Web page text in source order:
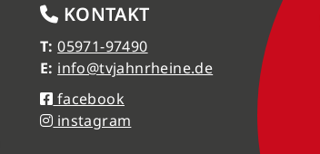
KONTAKT
T: 05971-97490
E: info@tvjahnrheine.de
facebook
instagram